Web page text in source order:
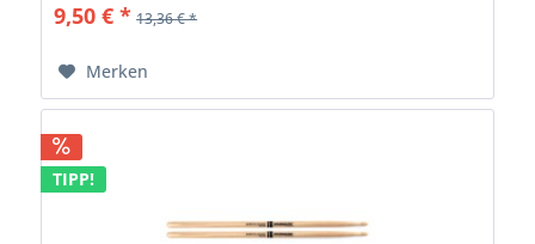
9,50 € * 13,36 € *
Merken
TIPP!